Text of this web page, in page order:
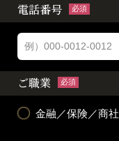
電話番号 必須
ご職業 必須
金融／保険／商社